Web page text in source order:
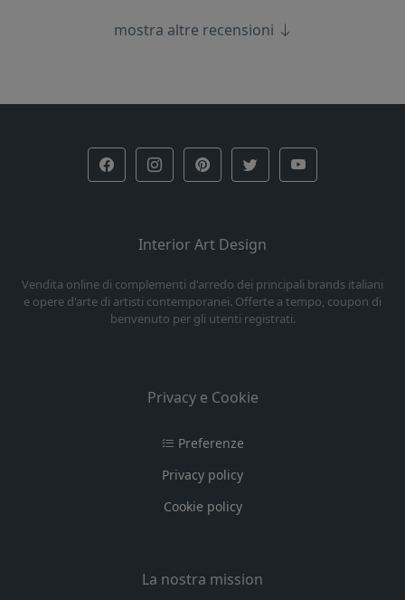
mostra altre recensioni
Interior Art Design
Vendita online di complementi d'arredo dei principali brands italiani
e opere d'arte di artisti contemporanei. Offerte a tempo, coupon di
benvenuto per gli utenti registrati.
Privacy e Cookie
Preferenze
Privacy policy
Cookie policy
La nostra mission